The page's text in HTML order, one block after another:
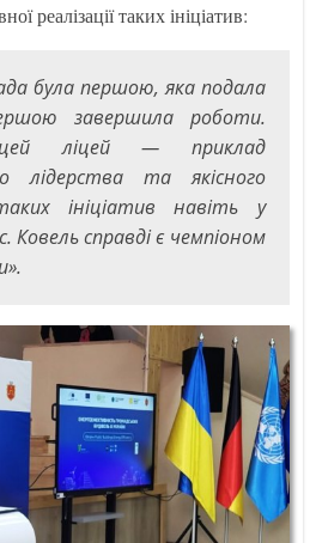
реалізації таких ініціатив:
була першою, яка подала
завершила роботи.
цей ліцей — приклад
лідерства та якісного
ініціатив навіть у
Ковель справді є чемпіоном